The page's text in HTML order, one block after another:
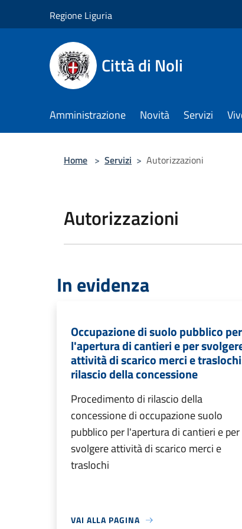
Regione Liguria
Città di Noli
Amministrazione Novità Servizi
Home > Servizi > Autorizzazioni
Autorizzazioni
In evidenza
Occupazione di suolo pubblico per
l'apertura di cantieri e per
attività di scarico merci e
rilascio della concessione
Procedimento di rilascio della
concessione di occupazione suolo
pubblico per l'apertura di cantieri e per
svolgere attività di scarico merci e
traslochi
VAI ALLA PAGINA